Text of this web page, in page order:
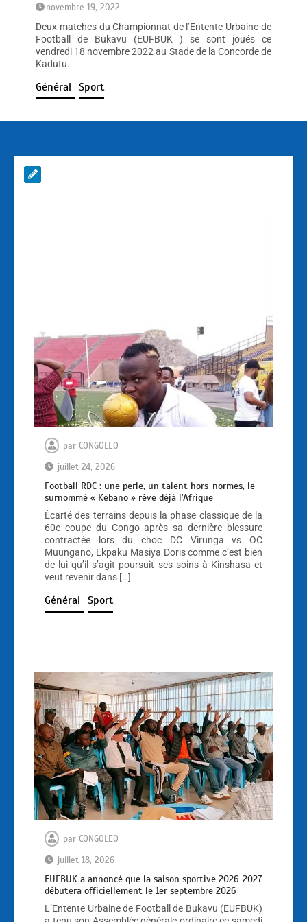
novembre 19, 2022
Deux matches du Championnat de l’Entente Urbaine de
Football de Bukavu (EUFBUK ) se sont joués ce
vendredi 18 novembre 2022 au Stade de la Concorde de
Kadutu.
Général Sport
par CONGOLEO
juillet 24, 2026
Football RDC : une perle, un talent hors-normes, le
surnommé « Kebano » rêve déjà l’Afrique
Écarté des terrains depuis la phase classique de la
60e coupe du Congo après sa dernière blessure
contractée lors du choc DC Virunga vs OC
Muungano, Ekpaku Masiya Doris comme c’est bien
de lui qu’il s’agit poursuit ses soins à Kinshasa et
veut revenir dans […]
Général Sport
par CONGOLEO
juillet 18, 2026
EUFBUK a annoncé que la saison sportive 2026-2027
débutera officiellement le 1er septembre 2026
L’Entente Urbaine de Football de Bukavu (EUFBUK)